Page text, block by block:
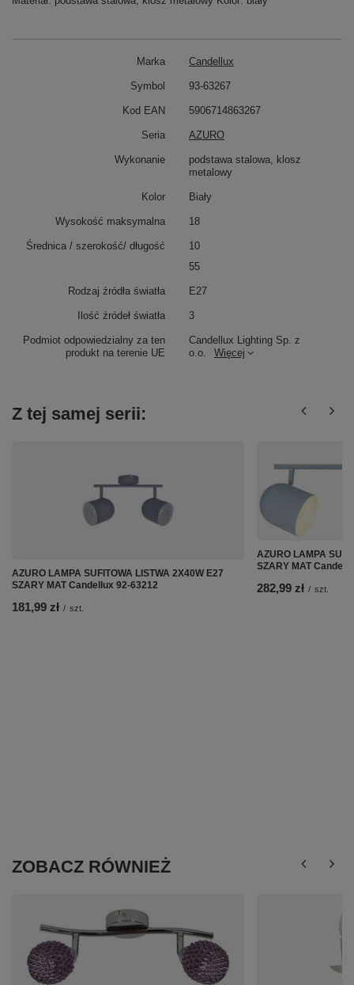
Marka Candellux
Podmiot odpowiedzialny za ten
produkt na terenie UE
Candellux Lighting Sp. z
o.o.
Więcej
Symbol 93-63267
Kod EAN 5906714863267
Seria AZURO
Wykonanie
podstawa stalowa, klosz
metalowy
Kolor Biały
Wysokość maksymalna 18
Średnica / szerokość/ długość
10
55
Rodzaj źródła światła E27
Ilość źródeł światła 3
Z tej samej serii:
AZURO LAMPA SUFITOWA LISTWA 2X40W E27
SZARY MAT Candellux 92-63212
181,99 zł / szt.
AZURO LAMPA
SZARY MAT
282,99 zł / szt.
ZOBACZ RÓWNIEŻ